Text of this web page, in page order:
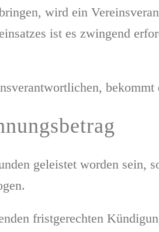
wird ein
ist es zwingend
geleistet worden sein,
fristgerechten